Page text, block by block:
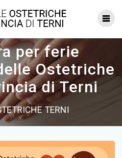
al
contenuto
per ferie
Ostetriche
di Terni
TERNI